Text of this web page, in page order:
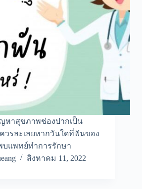
หาสุขภาพช่องปากเป็น
รละเลยหากวันใดที่ฟันของ
บแพทย์ทำการรักษา
สิงหาคม 11, 2022